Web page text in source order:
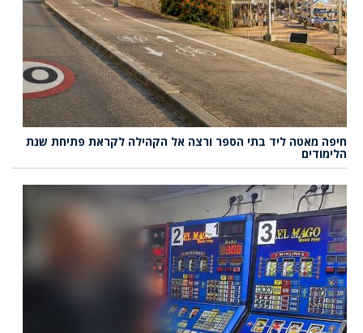
חיפה מאטה ליד בתי הספר ורצה אל הקהילה לקראת פתיחת שנת
הלימודים